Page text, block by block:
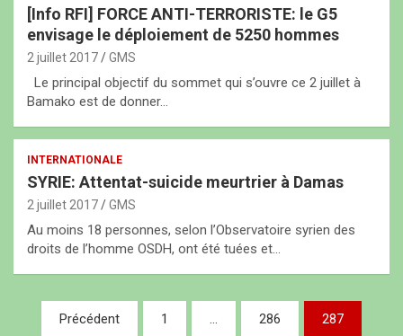
[Info RFI] FORCE ANTI-TERRORISTE: le G5
envisage le déploiement de 5250 hommes
2 juillet 2017 GMS
Le principal objectif du sommet qui s’ouvre ce 2 juillet à
Bamako est de donner…
INTERNATIONALE
SYRIE: Attentat-suicide meurtrier à Damas
2 juillet 2017 GMS
Au moins 18 personnes, selon l’Observatoire syrien des
droits de l’homme OSDH, ont été tuées et…
Précédent 1 … 286 287